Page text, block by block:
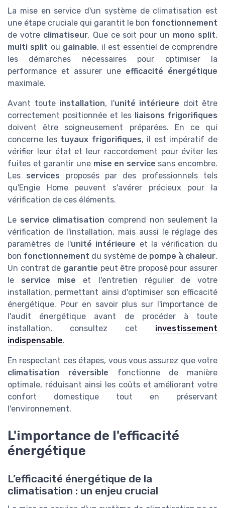
La mise en service d'un système de climatisation est
une étape cruciale qui garantit le bon fonctionnement
de votre climatiseur. Que ce soit pour un mono split,
multi split ou gainable, il est essentiel de comprendre
les démarches nécessaires pour optimiser la
performance et assurer une efficacité énergétique
maximale.
Avant toute installation, l'unité intérieure doit être
correctement positionnée et les liaisons frigorifiques
doivent être soigneusement préparées. En ce qui
concerne les tuyaux frigorifiques, il est impératif de
vérifier leur état et leur raccordement pour éviter les
fuites et garantir une mise en service sans encombre.
Les services proposés par des professionnels tels
qu'Engie Home peuvent s'avérer précieux pour la
vérification de ces éléments.
Le service climatisation comprend non seulement la
vérification de l'installation, mais aussi le réglage des
paramètres de l'unité intérieure et la vérification du
bon fonctionnement du système de pompe à chaleur.
Un contrat de garantie peut être proposé pour assurer
le service mise et l'entretien régulier de votre
installation, permettant ainsi d'optimiser son efficacité
énergétique. Pour en savoir plus sur l'importance de
l'audit énergétique avant de procéder à toute
installation, consultez cet investissement
indispensable.
En respectant ces étapes, vous vous assurez que votre
climatisation réversible fonctionne de manière
optimale, réduisant ainsi les coûts et améliorant votre
confort domestique tout en préservant
l'environnement.
L'importance de l'efficacité
énergétique
L’efficacité énergétique de la
climatisation : un enjeu crucial